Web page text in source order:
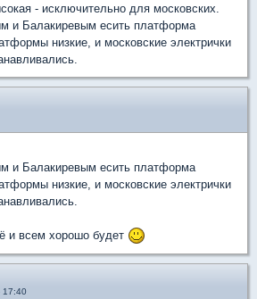
- исключительно для московских.
и Балакиревым есить платформа
низкие, и московские электрички
и Балакиревым есить платформа
низкие, и московские электрички
и всем хорошо будет
17:40